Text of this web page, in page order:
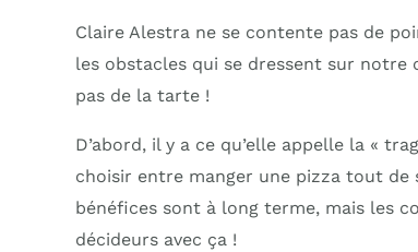
Claire Alestra ne se contente pas de
les obstacles qui se dressent sur notre
pas de la tarte !
D’abord, il y a ce qu’elle appelle la «
choisir entre manger une pizza tout
bénéfices sont à long terme, mais les
décideurs avec ça !